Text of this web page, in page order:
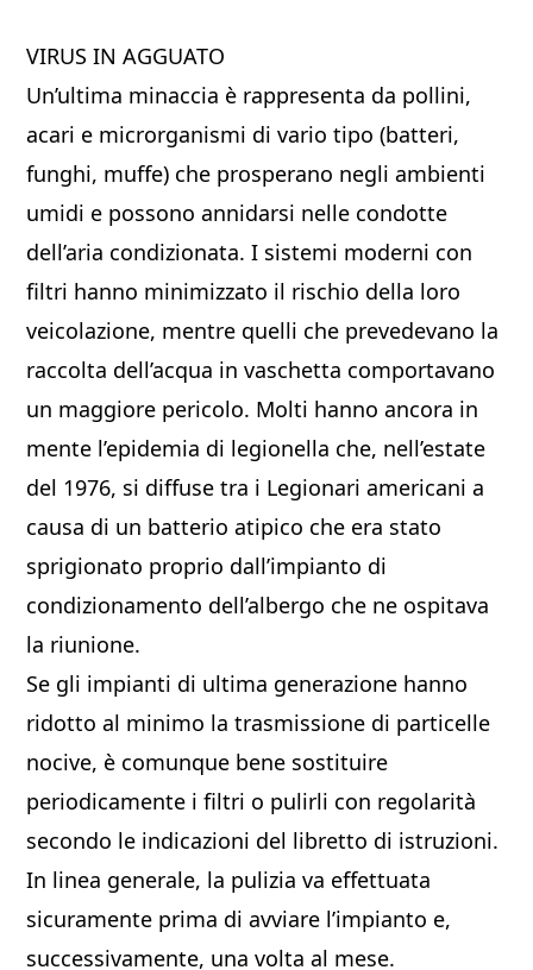
VIRUS IN AGGUATO
Un’ultima minaccia è rappresenta da pollini,
acari e microrganismi di vario tipo (batteri,
funghi, muffe) che prosperano negli ambienti
umidi e possono annidarsi nelle condotte
dell’aria condizionata. I sistemi moderni con
filtri hanno minimizzato il rischio della loro
veicolazione, mentre quelli che prevedevano la
raccolta dell’acqua in vaschetta comportavano
un maggiore pericolo. Molti hanno ancora in
mente l’epidemia di legionella che, nell’estate
del 1976, si diffuse tra i Legionari americani a
causa di un batterio atipico che era stato
sprigionato proprio dall’impianto di
condizionamento dell’albergo che ne ospitava
la riunione.
Se gli impianti di ultima generazione hanno
ridotto al minimo la trasmissione di particelle
nocive, è comunque bene sostituire
periodicamente i filtri o pulirli con regolarità
secondo le indicazioni del libretto di istruzioni.
In linea generale, la pulizia va effettuata
sicuramente prima di avviare l’impianto e,
successivamente, una volta al mese.